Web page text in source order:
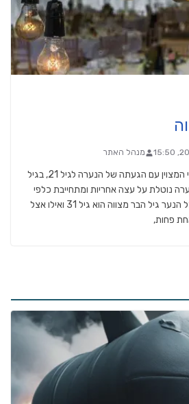
מנהל האתר
בת מצווה הוא אירוע חברתי המצוין עם הגעתה של הנערה לגיל 21, בגיל
נוטלת על עצה אחריות ומתחייבת כלפי
החברה על קיום מצוות, אצל הנער גיל הבר מצווה הוא גיל 31 ואילו אצל